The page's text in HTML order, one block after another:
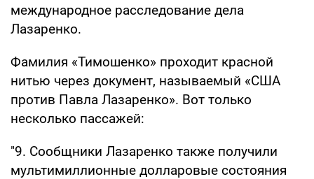
международное расследование дела
Лазаренко.
Фамилия «Тимошенко» проходит красной
нитью через документ, называемый «США
против Павла Лазаренко». Вот только
несколько пассажей:
"9. Сообщники Лазаренко также получили
мультимиллионные долларовые состояния